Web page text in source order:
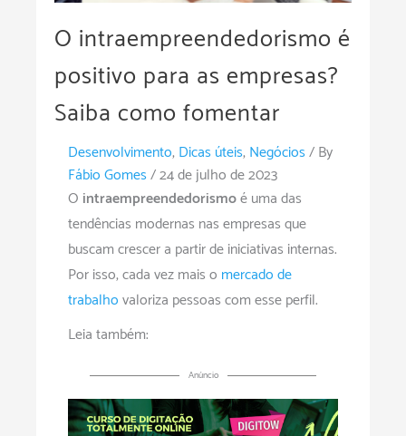
O intraempreendedorismo é
positivo para as empresas?
Saiba como fomentar
Desenvolvimento,Dicas úteis,Negócios/ By
Fábio Gomes/24 de julho de 2023
O intraempreendedorismoé uma das
tendências modernas nas empresas que
buscam crescer a partir de iniciativas internas.
Por isso, cada vez mais o mercado de
trabalhovaloriza pessoas com esse perfil.
Leia também:
Anúncio